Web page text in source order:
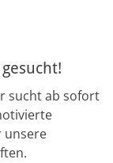
sucht ab sofort
unsere